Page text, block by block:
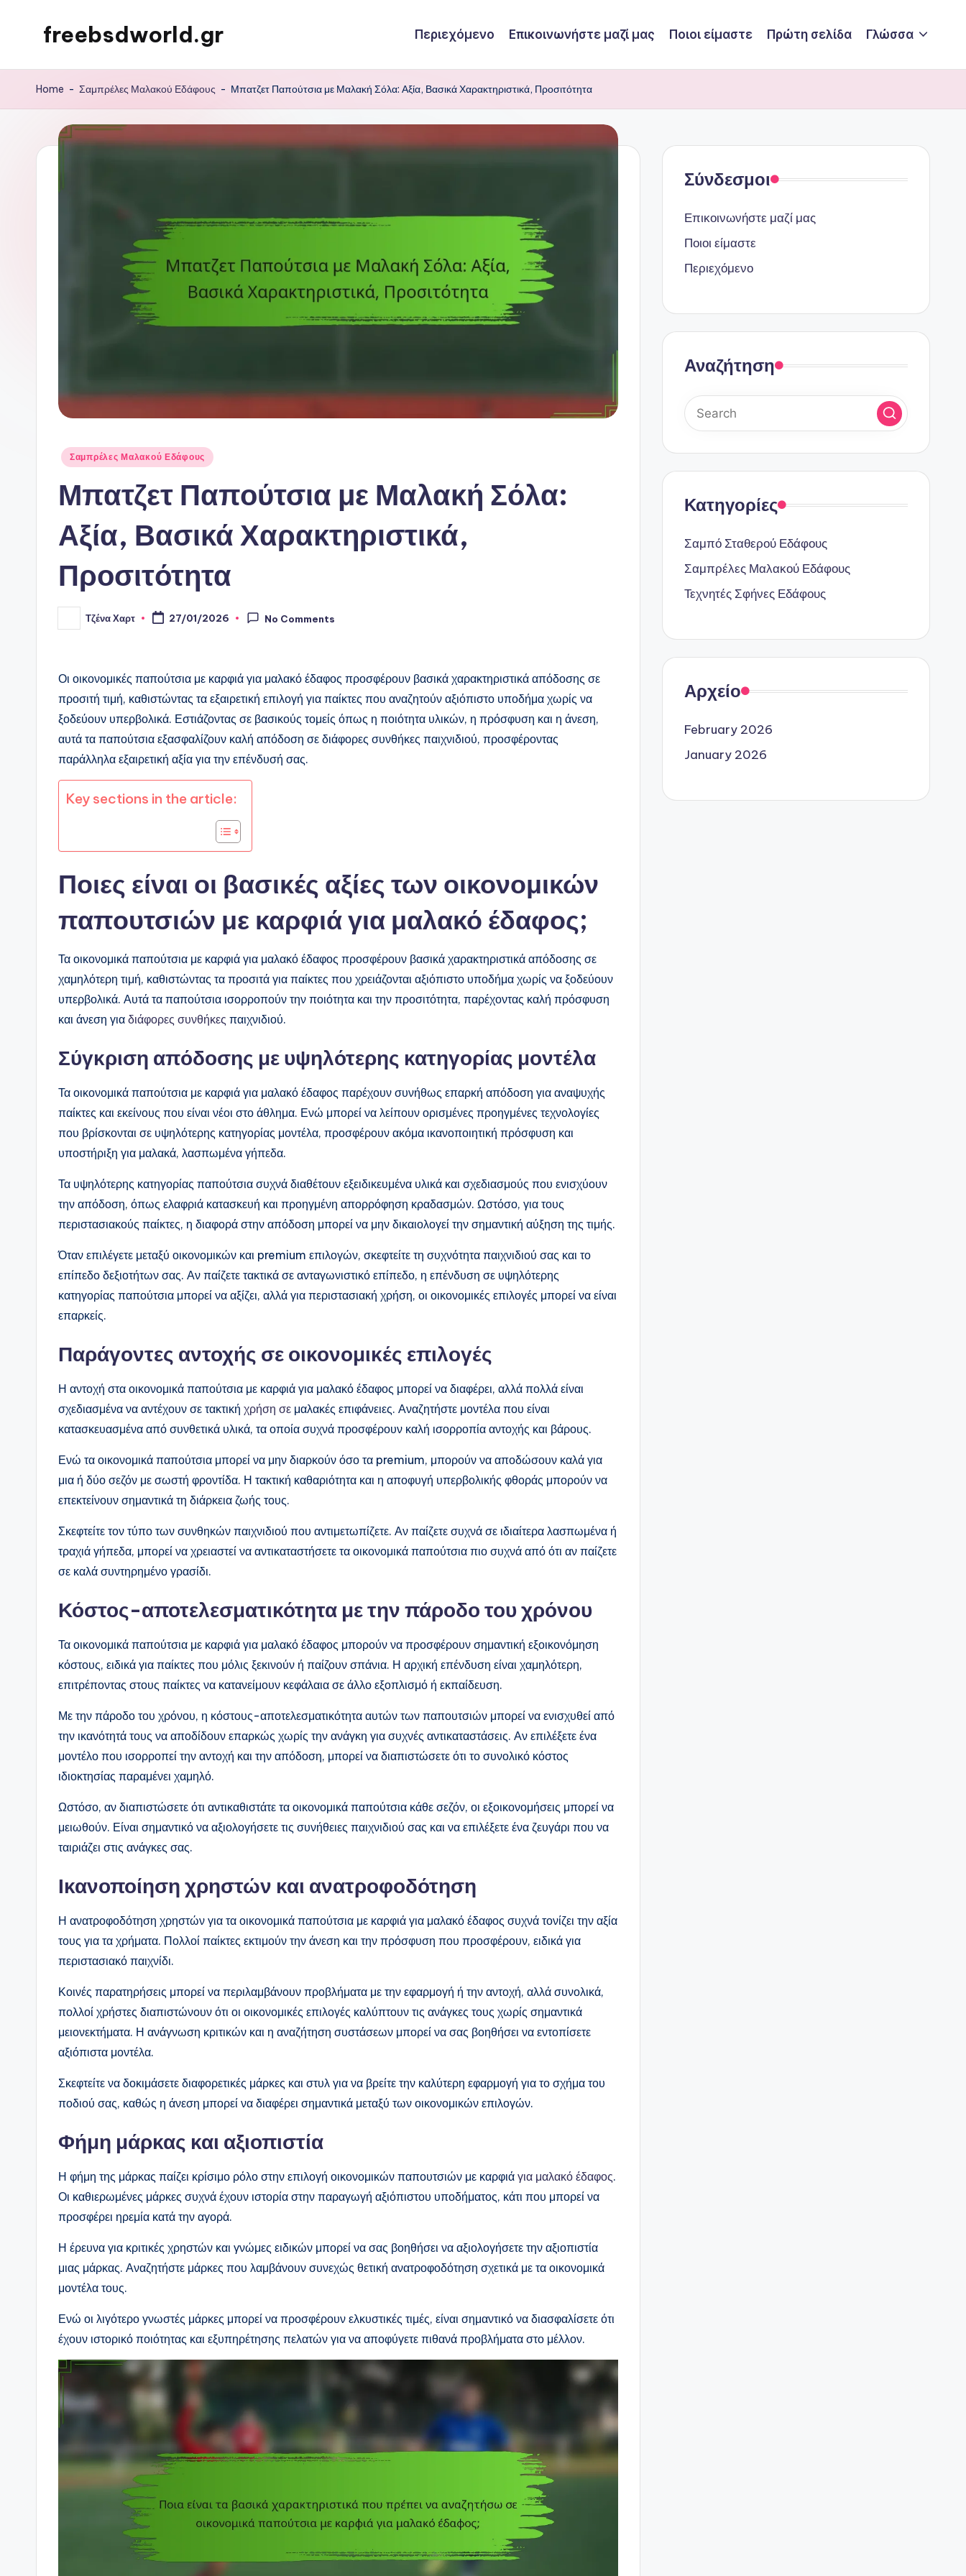
freebsdworld.gr Περιεχόμενο Επικοινωνήστε μαζί μας Ποιοι είμαστε Πρώτη σελίδα Γλώσσα
Home - Σαμπρέλες Μαλακού Εδάφους - Μπατζετ Παπούτσια με Μαλακή Σόλα: Αξία, Βασικά Χαρακτηριστικά, Προσιτότητα
Posted
Σαμπρέλες Μαλακού Εδάφους
Μπατζετ Παπούτσια με Μαλακή Σόλα:
Αξία, Βασικά Χαρακτηριστικά,
Προσιτότητα
Posted
by
Τζένα Χαρτ 27/01/2026 No Comments
Οι οικονομικές παπούτσια με καρφιά για μαλακό έδαφος προσφέρουν βασικά χαρακτηριστικά απόδοσης σε
προσιτή τιμή, καθιστώντας τα εξαιρετική επιλογή για παίκτες που αναζητούν αξιόπιστο υποδήμα χωρίς να
ξοδεύουν υπερβολικά. Εστιάζοντας σε βασικούς τομείς όπως η ποιότητα υλικών, η πρόσφυση και η άνεση,
αυτά τα παπούτσια εξασφαλίζουν καλή απόδοση σε διάφορες συνθήκες παιχνιδιού, προσφέροντας
παράλληλα εξαιρετική αξία για την επένδυσή σας.
Key sections in the article:
Ποιες είναι οι βασικές αξίες των οικονομικών
παπουτσιών με καρφιά για μαλακό έδαφος;
Τα οικονομικά παπούτσια με καρφιά για μαλακό έδαφος προσφέρουν βασικά χαρακτηριστικά απόδοσης σε
χαμηλότερη τιμή, καθιστώντας τα προσιτά για παίκτες που χρειάζονται αξιόπιστο υποδήμα χωρίς να ξοδεύουν
υπερβολικά. Αυτά τα παπούτσια ισορροπούν την ποιότητα και την προσιτότητα, παρέχοντας καλή πρόσφυση
και άνεση για διάφορες συνθήκες παιχνιδιού.
Σύγκριση απόδοσης με υψηλότερης κατηγορίας μοντέλα
Τα οικονομικά παπούτσια με καρφιά για μαλακό έδαφος παρέχουν συνήθως επαρκή απόδοση για αναψυχής
παίκτες και εκείνους που είναι νέοι στο άθλημα. Ενώ μπορεί να λείπουν ορισμένες προηγμένες τεχνολογίες
που βρίσκονται σε υψηλότερης κατηγορίας μοντέλα, προσφέρουν ακόμα ικανοποιητική πρόσφυση και
υποστήριξη για μαλακά, λασπωμένα γήπεδα.
Τα υψηλότερης κατηγορίας παπούτσια συχνά διαθέτουν εξειδικευμένα υλικά και σχεδιασμούς που ενισχύουν
την απόδοση, όπως ελαφριά κατασκευή και προηγμένη απορρόφηση κραδασμών. Ωστόσο, για τους
περιστασιακούς παίκτες, η διαφορά στην απόδοση μπορεί να μην δικαιολογεί την σημαντική αύξηση της τιμής.
Όταν επιλέγετε μεταξύ οικονομικών και premium επιλογών, σκεφτείτε τη συχνότητα παιχνιδιού σας και το
επίπεδο δεξιοτήτων σας. Αν παίζετε τακτικά σε ανταγωνιστικό επίπεδο, η επένδυση σε υψηλότερης
κατηγορίας παπούτσια μπορεί να αξίζει, αλλά για περιστασιακή χρήση, οι οικονομικές επιλογές μπορεί να είναι
επαρκείς.
Παράγοντες αντοχής σε οικονομικές επιλογές
Η αντοχή στα οικονομικά παπούτσια με καρφιά για μαλακό έδαφος μπορεί να διαφέρει, αλλά πολλά είναι
σχεδιασμένα να αντέχουν σε τακτική χρήση σε μαλακές επιφάνειες. Αναζητήστε μοντέλα που είναι
κατασκευασμένα από συνθετικά υλικά, τα οποία συχνά προσφέρουν καλή ισορροπία αντοχής και βάρους.
Ενώ τα οικονομικά παπούτσια μπορεί να μην διαρκούν όσο τα premium, μπορούν να αποδώσουν καλά για
μια ή δύο σεζόν με σωστή φροντίδα. Η τακτική καθαριότητα και η αποφυγή υπερβολικής φθοράς μπορούν να
επεκτείνουν σημαντικά τη διάρκεια ζωής τους.
Σκεφτείτε τον τύπο των συνθηκών παιχνιδιού που αντιμετωπίζετε. Αν παίζετε συχνά σε ιδιαίτερα λασπωμένα ή
τραχιά γήπεδα, μπορεί να χρειαστεί να αντικαταστήσετε τα οικονομικά παπούτσια πιο συχνά από ότι αν παίζετε
σε καλά συντηρημένο γρασίδι.
Κόστος-αποτελεσματικότητα με την πάροδο του χρόνου
Τα οικονομικά παπούτσια με καρφιά για μαλακό έδαφος μπορούν να προσφέρουν σημαντική εξοικονόμηση
κόστους, ειδικά για παίκτες που μόλις ξεκινούν ή παίζουν σπάνια. Η αρχική επένδυση είναι χαμηλότερη,
επιτρέποντας στους παίκτες να κατανείμουν κεφάλαια σε άλλο εξοπλισμό ή εκπαίδευση.
Με την πάροδο του χρόνου, η κόστους-αποτελεσματικότητα αυτών των παπουτσιών μπορεί να ενισχυθεί από
την ικανότητά τους να αποδίδουν επαρκώς χωρίς την ανάγκη για συχνές αντικαταστάσεις. Αν επιλέξετε ένα
μοντέλο που ισορροπεί την αντοχή και την απόδοση, μπορεί να διαπιστώσετε ότι το συνολικό κόστος
ιδιοκτησίας παραμένει χαμηλό.
Ωστόσο, αν διαπιστώσετε ότι αντικαθιστάτε τα οικονομικά παπούτσια κάθε σεζόν, οι εξοικονομήσεις μπορεί να
μειωθούν. Είναι σημαντικό να αξιολογήσετε τις συνήθειες παιχνιδιού σας και να επιλέξετε ένα ζευγάρι που να
ταιριάζει στις ανάγκες σας.
Ικανοποίηση χρηστών και ανατροφοδότηση
Η ανατροφοδότηση χρηστών για τα οικονομικά παπούτσια με καρφιά για μαλακό έδαφος συχνά τονίζει την αξία
τους για τα χρήματα. Πολλοί παίκτες εκτιμούν την άνεση και την πρόσφυση που προσφέρουν, ειδικά για
περιστασιακό παιχνίδι.
Κοινές παρατηρήσεις μπορεί να περιλαμβάνουν προβλήματα με την εφαρμογή ή την αντοχή, αλλά συνολικά,
πολλοί χρήστες διαπιστώνουν ότι οι οικονομικές επιλογές καλύπτουν τις ανάγκες τους χωρίς σημαντικά
μειονεκτήματα. Η ανάγνωση κριτικών και η αναζήτηση συστάσεων μπορεί να σας βοηθήσει να εντοπίσετε
αξιόπιστα μοντέλα.
Σκεφτείτε να δοκιμάσετε διαφορετικές μάρκες και στυλ για να βρείτε την καλύτερη εφαρμογή για το σχήμα του
ποδιού σας, καθώς η άνεση μπορεί να διαφέρει σημαντικά μεταξύ των οικονομικών επιλογών.
Φήμη μάρκας και αξιοπιστία
Η φήμη της μάρκας παίζει κρίσιμο ρόλο στην επιλογή οικονομικών παπουτσιών με καρφιά για μαλακό έδαφος.
Οι καθιερωμένες μάρκες συχνά έχουν ιστορία στην παραγωγή αξιόπιστου υποδήματος, κάτι που μπορεί να
προσφέρει ηρεμία κατά την αγορά.
Η έρευνα για κριτικές χρηστών και γνώμες ειδικών μπορεί να σας βοηθήσει να αξιολογήσετε την αξιοπιστία
μιας μάρκας. Αναζητήστε μάρκες που λαμβάνουν συνεχώς θετική ανατροφοδότηση σχετικά με τα οικονομικά
μοντέλα τους.
Ενώ οι λιγότερο γνωστές μάρκες μπορεί να προσφέρουν ελκυστικές τιμές, είναι σημαντικό να διασφαλίσετε ότι
έχουν ιστορικό ποιότητας και εξυπηρέτησης πελατών για να αποφύγετε πιθανά προβλήματα στο μέλλον.
Σύνδεσμοι
Επικοινωνήστε μαζί μας
Ποιοι είμαστε
Περιεχόμενο
Αναζήτηση
Κατηγορίες
Σαμπό Σταθερού Εδάφους
Σαμπρέλες Μαλακού Εδάφους
Τεχνητές Σφήνες Εδάφους
Αρχείο
February 2026
January 2026